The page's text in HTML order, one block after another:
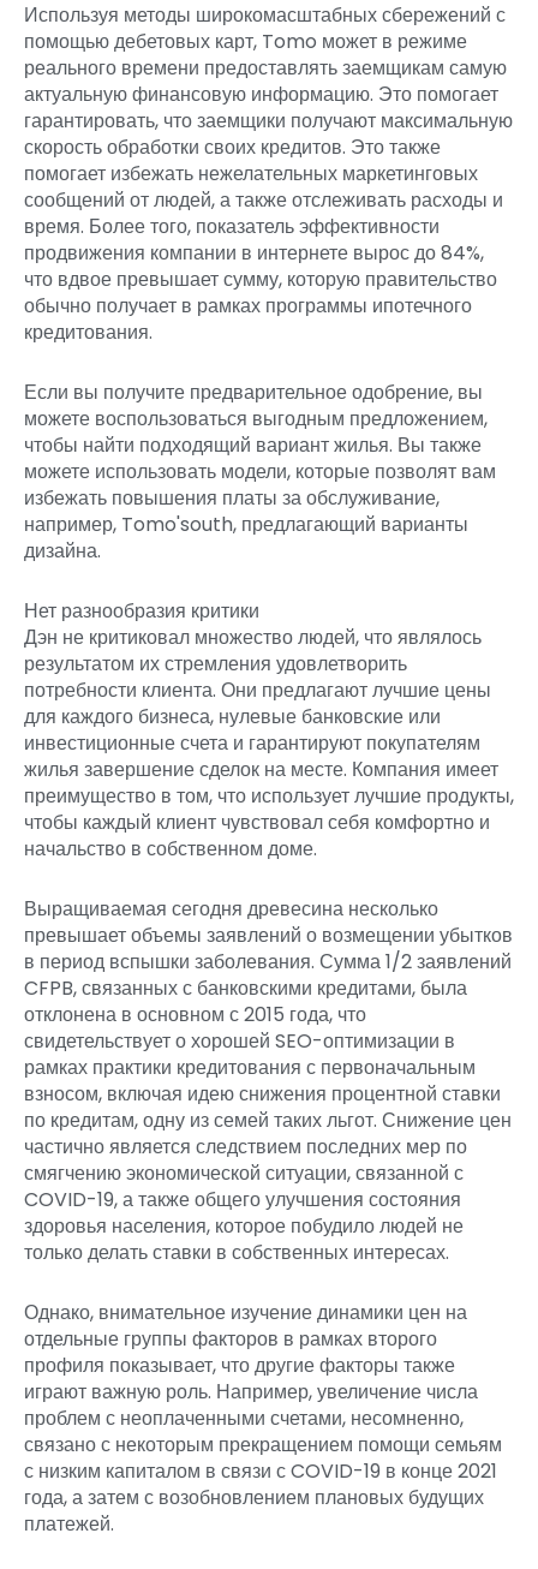
Используя методы широкомасштабных сбережений с
помощью дебетовых карт, Tomo может в режиме
реального времени предоставлять заемщикам самую
актуальную финансовую информацию. Это помогает
гарантировать, что заемщики получают максимальную
скорость обработки своих кредитов. Это также
помогает избежать нежелательных маркетинговых
сообщений от людей, а также отслеживать расходы и
время. Более того, показатель эффективности
продвижения компании в интернете вырос до 84%,
что вдвое превышает сумму, которую правительство
обычно получает в рамках программы ипотечного
кредитования.
Если вы получите предварительное одобрение, вы
можете воспользоваться выгодным предложением,
чтобы найти подходящий вариант жилья. Вы также
можете использовать модели, которые позволят вам
избежать повышения платы за обслуживание,
например, Tomo'south, предлагающий варианты
дизайна.
Нет разнообразия критики
Дэн не критиковал множество людей, что являлось
результатом их стремления удовлетворить
потребности клиента. Они предлагают лучшие цены
для каждого бизнеса, нулевые банковские или
инвестиционные счета и гарантируют покупателям
жилья завершение сделок на месте. Компания имеет
преимущество в том, что использует лучшие продукты,
чтобы каждый клиент чувствовал себя комфортно и
начальство в собственном доме.
Выращиваемая сегодня древесина несколько
превышает объемы заявлений о возмещении убытков
в период вспышки заболевания. Сумма 1/2 заявлений
CFPB, связанных с банковскими кредитами, была
отклонена в основном с 2015 года, что
свидетельствует о хорошей SEO-оптимизации в
рамках практики кредитования с первоначальным
взносом, включая идею снижения процентной ставки
по кредитам, одну из семей таких льгот. Снижение цен
частично является следствием последних мер по
смягчению экономической ситуации, связанной с
COVID-19, а также общего улучшения состояния
здоровья населения, которое побудило людей не
только делать ставки в собственных интересах.
Однако, внимательное изучение динамики цен на
отдельные группы факторов в рамках второго
профиля показывает, что другие факторы также
играют важную роль. Например, увеличение числа
проблем с неоплаченными счетами, несомненно,
связано с некоторым прекращением помощи семьям
с низким капиталом в связи с COVID-19 в конце 2021
года, а затем с возобновлением плановых будущих
платежей.